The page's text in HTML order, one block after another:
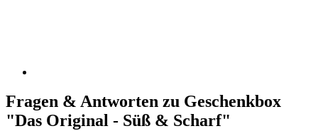
Fragen & Antworten zu Geschenkbox
"Das Original - Süß & Scharf"